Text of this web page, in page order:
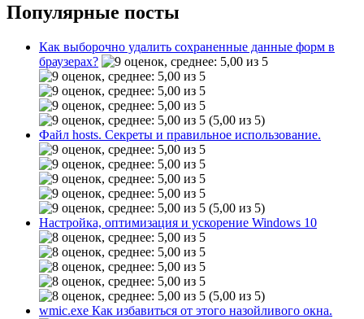
Популярные посты
Как выборочно удалить сохраненные данные форм в
браузерах?
(5,00 из 5)
Файл hosts. Секреты и правильное использование.
(5,00 из 5)
Настройка, оптимизация и ускорение Windows 10
(5,00 из 5)
wmic.exe Как избавиться от этого назойливого окна.